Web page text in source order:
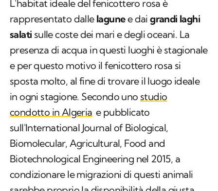
presenza di acqua in questi luoghi è stagionale
e per questo motivo il fenicottero rosa si
sposta molto, al fine di trovare il luogo ideale
in ogni stagione. Secondo unostudio
condotto in Algeriae pubblicato
sull'International Journal of Biological,
Biomolecular, Agricultural, Food and
Biotechnological Engineeringnel 2015, a
condizionare le migrazioni di questi animali
sarebbe proprio la disponibilità della giusta
quantità di acqua nelle regioni lagunari. Il loro
particolarehabitatli rende grandi viaggiatori,